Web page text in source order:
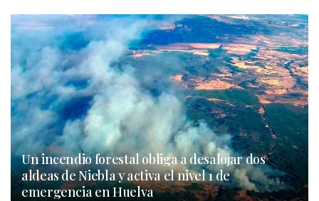
Un incendio forestal obliga a desalojar dos
aldeas de Niebla y activa el nivel 1 de
emergencia en Huelva